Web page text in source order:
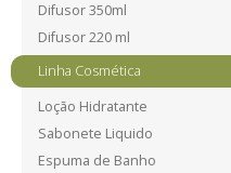
Difusor 350ml
Difusor 220 ml
Linha Cosmética
Loção Hidratante
Sabonete Liquido
Espuma de Banho